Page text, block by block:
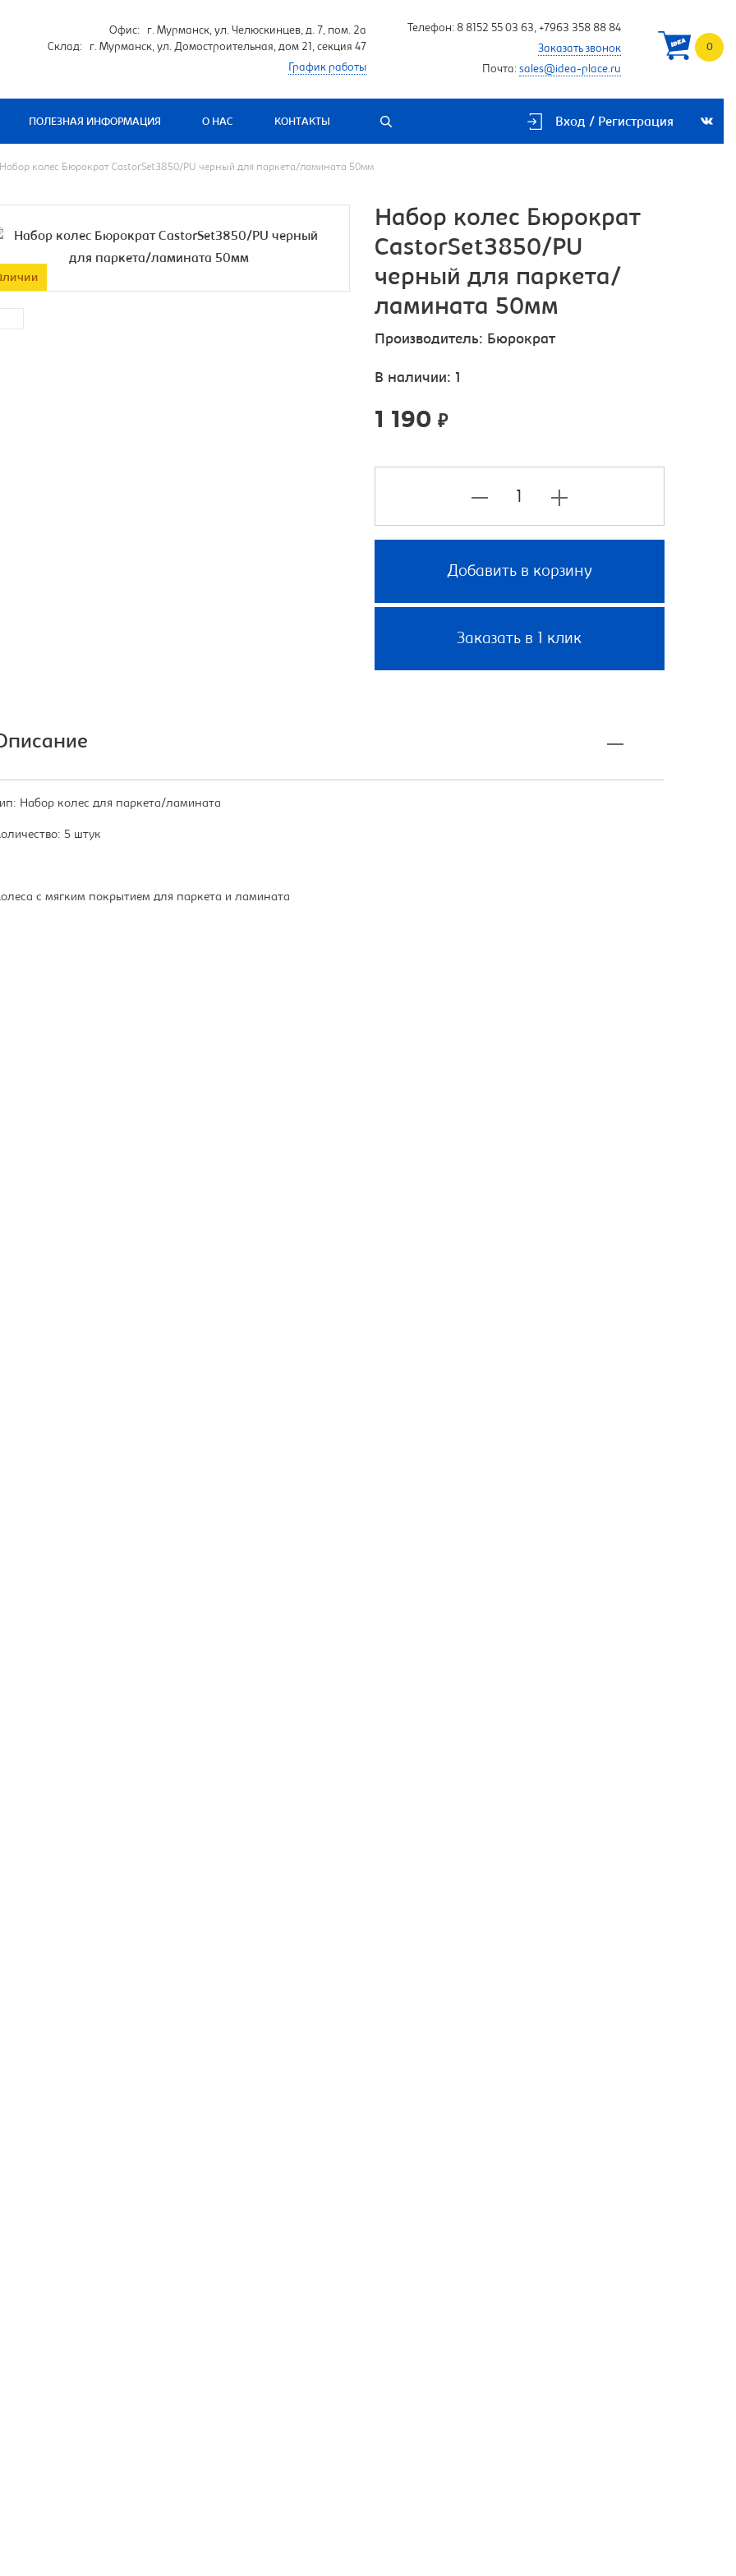
Офис: г. Мурманск, ул. Челюскинцев, д. 7, пом. 2а
Склад: г. Мурманск, ул. Домостроительная, дом 21, секция 47
График работы
Телефон: 8 8152 55 03 63, +7963 358 88 84
Заказать звонок
Почта: sales@idea-place.ru
0
ПОЛЕЗНАЯ ИНФОРМАЦИЯ О НАС КОНТАКТЫ Вход / Регистрация
Набор колес Бюрократ CastorSet3850/PU черный для паркета/ламината 50мм
Набор колес Бюрократ
CastorSet3850/PU
черный для паркета/
ламината 50мм
Производитель: Бюрократ
В наличии: 1
1 190 ₽
Добавить в корзину
Заказать в 1 клик
Набор колес для паркета/ламината
5 штук
с мягким покрытием для паркета и ламината